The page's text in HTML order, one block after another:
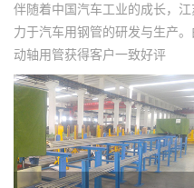
伴随着中国汽车工业的成长，
力于汽车用钢管的研发与生产
动轴用管获得客户一致好评